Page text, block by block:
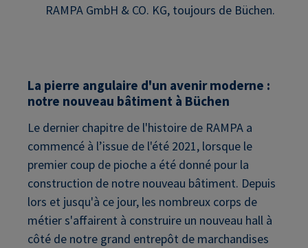
RAMPA GmbH & CO. KG, toujours de Büchen.
La pierre angulaire d'un avenir moderne :
notre nouveau bâtiment à Büchen
Le dernier chapitre de l'histoire de RAMPA a
commencé à l’issue de l'été 2021, lorsque le
premier coup de pioche a été donné pour la
construction de notre nouveau bâtiment. Depuis
lors et jusqu'à ce jour, les nombreux corps de
métier s'affairent à construire un nouveau hall à
côté de notre grand entrepôt de marchandises